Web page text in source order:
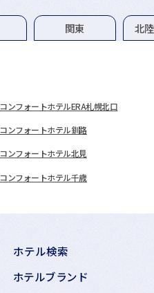
関東 北
コンフォートホテルERA札幌北口
コンフォートホテル釧路
コンフォートホテル北見
コンフォートホテル千歳
ホテル検索
ホテルブランド